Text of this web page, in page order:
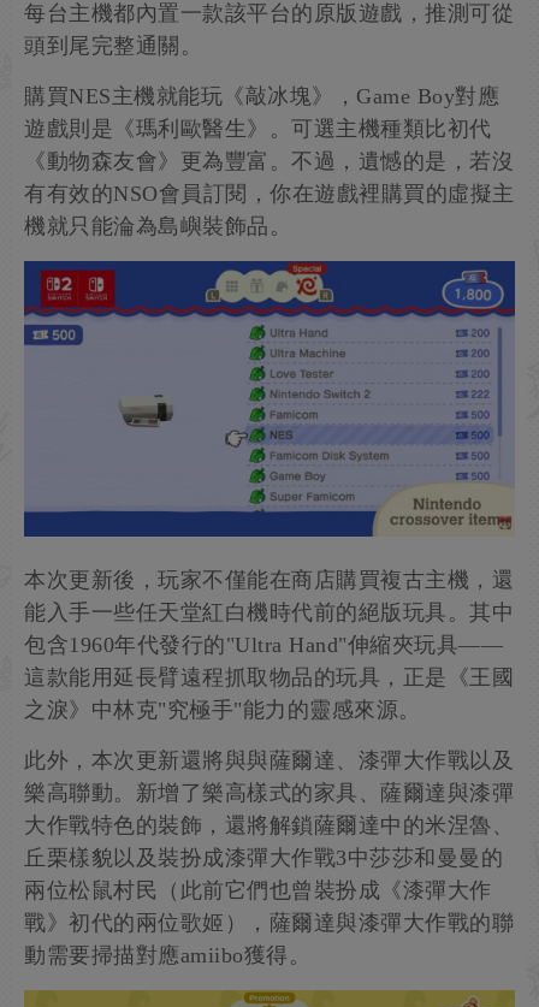
每台主機都內置一款該平台的原版遊戲，推測可從
頭到尾完整通關。
購買NES主機就能玩《敲冰塊》，Game Boy對應
遊戲則是《瑪利歐醫生》。可選主機種類比初代
《動物森友會》更為豐富。不過，遺憾的是，若沒
有有效的NSO會員訂閱，你在遊戲裡購買的虛擬主
機就只能淪為島嶼裝飾品。
本次更新後，玩家不僅能在商店購買複古主機，還
能入手一些任天堂紅白機時代前的絕版玩具。其中
包含1960年代發行的"Ultra Hand"伸縮夾玩具——
這款能用延長臂遠程抓取物品的玩具，正是《王國
之淚》中林克"究極手"能力的靈感來源。
此外，本次更新還將與與薩爾達、漆彈大作戰以及
樂高聯動。新增了樂高樣式的家具、薩爾達與漆彈
大作戰特色的裝飾，還將解鎖薩爾達中的米涅魯、
丘栗樣貌以及裝扮成漆彈大作戰3中莎莎和曼曼的
兩位松鼠村民（此前它們也曾裝扮成《漆彈大作
戰》初代的兩位歌姬），薩爾達與漆彈大作戰的聯
動需要掃描對應amiibo獲得。